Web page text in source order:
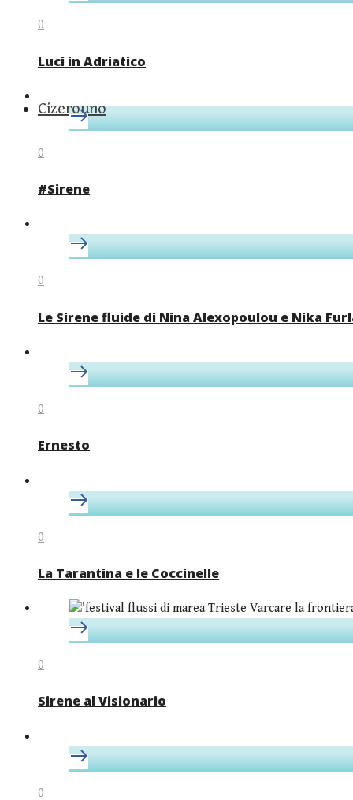
Cizerouno
0
Luci in Adriatico
0
#Sirene
0
Le Sirene fluide di Nina Alexopoulou e Nika
0
Ernesto
0
La Tarantina e le Coccinelle
0
Sirene al Visionario
0